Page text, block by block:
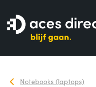
Notebooks (laptops)